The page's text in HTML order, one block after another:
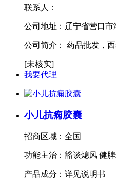
联系人：
公司地址： 辽宁省营口市
公司简介： 药品批发，
[未核实]
我要代理
小儿抗痫胶囊
招商区域：全国
功能主治：豁谈熄风 健
产品成分：详见说明书